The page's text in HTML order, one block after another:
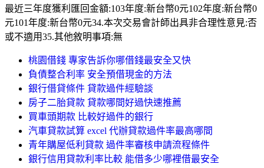
最近三年度獲利匯回金額:103年度:新台幣0元102年度:新台幣0
元101年度:新台幣0元34.本次交易會計師出具非合理性意見:否
或不適用35.其他敘明事項:無
桃園借錢 專家告訴你哪借錢最安全又快
負債整合利率 安全預借現金的方法
銀行借貸條件 貸款過件經驗談
房子二胎貸款 貸款哪間好過快速推薦
買車頭期款 比較好過件的銀行
汽車貸款試算 excel 代辦貸款過件率最高哪間
青年購屋低利貸款 過件率審核申請流程條件
銀行信用貸款利率比較 能借多少哪裡借最安全